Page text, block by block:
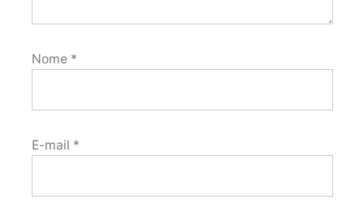
Nome *
E-mail *